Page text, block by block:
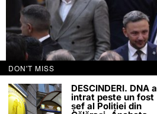
DON'T MISS
DESCINDERI. DNA a
intrat peste un fost
șef al Poliției din